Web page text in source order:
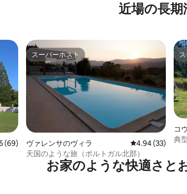
近場の長期
ュー69件、5つ星中5つ星の平均評価
(69)
スーパーホスト
スーパーホスト
ヴァレンサのヴィラ レビュー33件、
4.94 (33)
天国のような旅（ポルトガル北部）
コ
典
お家のような快⁠適⁠さ⁠と